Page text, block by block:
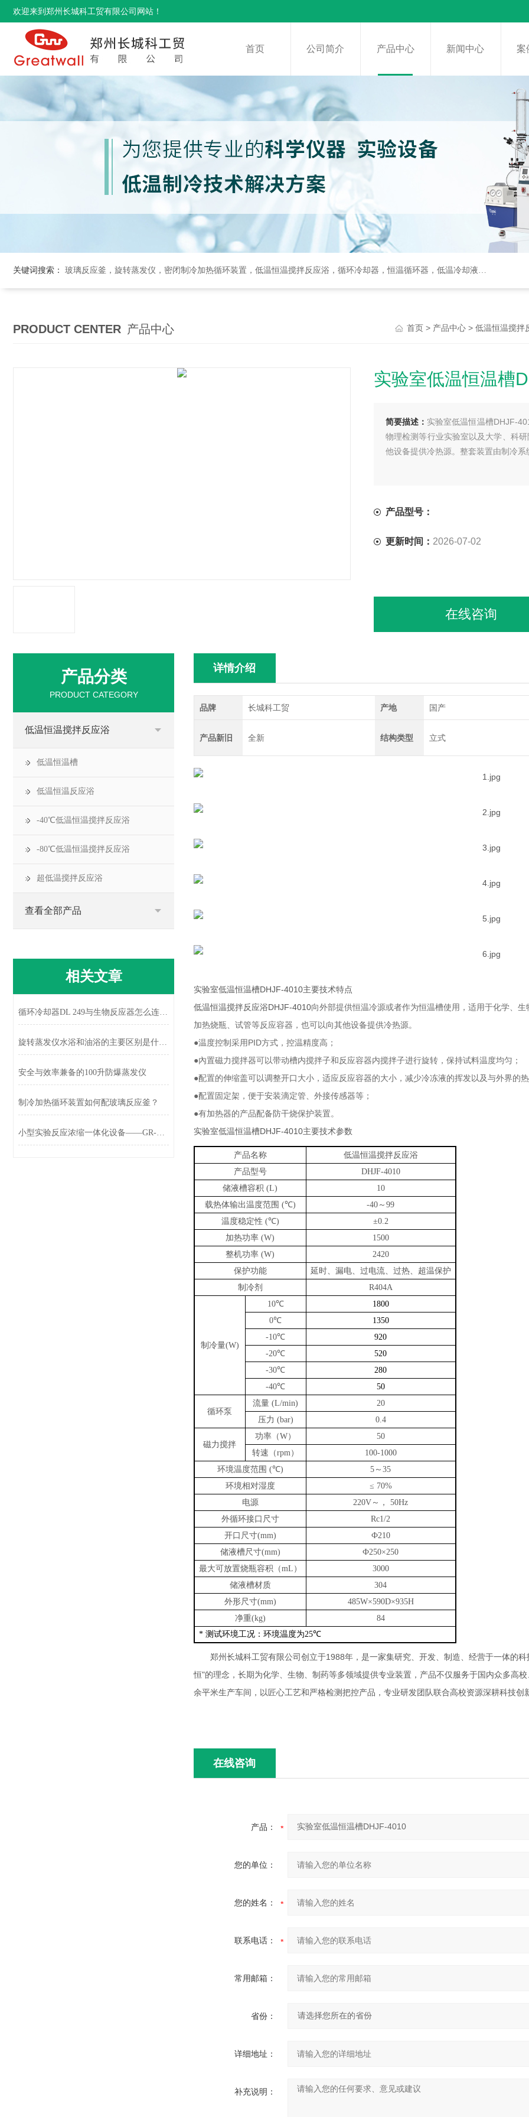
欢迎来到郑州长城科工贸有限公司网站！
首页 公司简介 产品中心 新闻中心 案
关键词搜索： 玻璃反应釜，旋转蒸发仪，密闭制冷加热循环装置，低温恒温搅拌反应浴，循环冷却器，恒温循环器，低温冷却液循环泵，循环水式多用真空泵，集热式恒温磁力搅拌浴等
PRODUCT CENTER 产品中心 首页 > 产品中心 > 低温恒温搅拌
实验室低温恒温槽
简要描述： 实验室低温恒温槽DHJF-
物理检测等行业实验室以及大学、科
他设备提供冷热源。整套装置由制冷
产品型号：
更新时间： 2026-07-02
在线咨询
详情介绍
品牌 长城科工贸 产地 国产
产品新旧 全新 结构类型 立式
实验室低温恒温槽DHJF-4010主要技术特点
低温恒温搅拌反应浴DHJF-4010向外部提供恒温冷源或者作为恒温槽使用，适用于化学、
加热烧瓶、试管等反应容器，也可以向其他设备提供冷热源。
●温度控制采用PID方式，控温精度高；
●內置磁力搅拌器可以带动槽内搅拌子和反应容器内搅拌子进行旋转，保持试料温度均匀；
●配置的伸缩盖可以调整开口大小，适应反应容器的大小，减少冷冻液的挥发以及与外界的
●配置固定架 ， 便于安装滴定管、外接传感器等；
●有加热器的产品配备防干烧保护装置。
实验室低温恒温槽DHJF-4010主要技术参数
产品名称
低温恒温搅拌反应浴
产品型号
DHJF-4010
储液槽容积 (L) 10
载热体输出温度范围 (℃) -40 ～ 99
温度稳定性 (℃) ±0.2
加热功率 (W) 1500
整机功率 (W) 2420
保护功能
延时、漏电、过电流、过热、超温保护
制冷剂
R404A
制冷量(W)
10℃
1800
0℃
1350
-10℃
920
-20℃
520
-30℃
280
-40℃ 50
循环泵
流量 (L/min) 20
压力 (bar) 0.4
磁力搅拌
功率（W） 50
转速（rpm） 100-1000
环境温度范围 (℃) 5 ～ 35
环境相对湿度 ≤ 70%
电源 220V ～， 50Hz
外循环接口尺寸 Rc1/2
开口尺寸(mm) Ф210
储液槽尺寸(mm) Ф250×250
最大可放置烧瓶容积（mL ） 3000
储液槽材质 304
外形尺寸(mm) 485W×590D×935H
净重(kg)
84
* 测试环境工况：环境温度为25℃
郑州长城科工贸有限公司创立于1988年，是一家集研究、开发、制造、经营于一体的
恒"的理念，长期为化学、生物、制药等多领域提供专业装置，产品不仅服务于国内众多高
余平米生产车间，以匠心工艺和严格检测把控产品，专业研发团队联合高校资源深耕科技
在线咨询
产品：
您的单位：
您的姓名：
联系电话：
常用邮箱：
省份：
详细地址：
补充说明：
产品分类
PRODUCT CATEGORY
低温恒温搅拌反应浴
低温恒温槽
低温恒温反应浴
-40℃低温恒温搅拌反应浴
-80℃低温恒温搅拌反应浴
超低温搅拌反应浴
查看全部产品
相关文章
循环冷却器DL 249与生物反应器怎么连接？
旋转蒸发仪水浴和油浴的主要区别是什么?
安全与效率兼备的100升防爆蒸发仪
制冷加热循环装置如何配玻璃反应釜？
小型实验反应浓缩一体化设备——GR-2调速玻璃反应釜